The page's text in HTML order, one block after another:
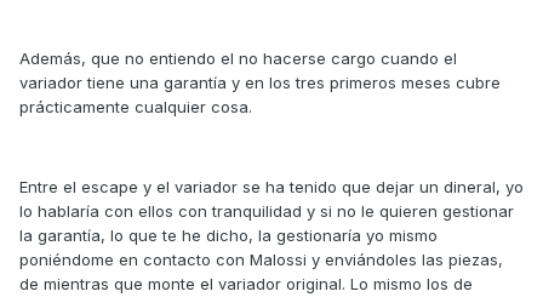
Además, que no entiendo el no hacerse cargo cuando el
variador tiene una garantía y en los tres primeros meses cubre
prácticamente cualquier cosa.
Entre el escape y el variador se ha tenido que dejar un dineral, yo
lo hablaría con ellos con tranquilidad y si no le quieren gestionar
la garantía, lo que te he dicho, la gestionaría yo mismo
poniéndome en contacto con Malossi y enviándoles las piezas,
de mientras que monte el variador original. Lo mismo los de